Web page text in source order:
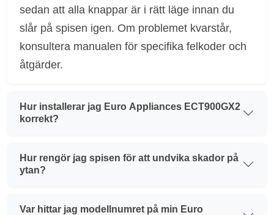
sedan att alla knappar är i rätt läge innan du
slår på spisen igen. Om problemet kvarstår,
konsultera manualen för specifika felkoder och
åtgärder.
Hur installerar jag Euro Appliances ECT900GX2
korrekt?
Hur rengör jag spisen för att undvika skador på
ytan?
Var hittar jag modellnumret på min Euro